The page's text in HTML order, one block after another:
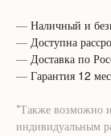
— Наличный и
— Доступна
— Доставка по
— Гарантия 12
*Также возможно
индивидуальным